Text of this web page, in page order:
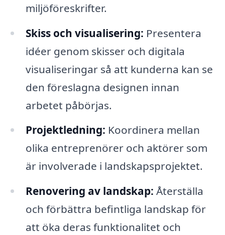
miljöföreskrifter.
Skiss och visualisering: Presentera
idéer genom skisser och digitala
visualiseringar så att kunderna kan se
den föreslagna designen innan
arbetet påbörjas.
Projektledning: Koordinera mellan
olika entreprenörer och aktörer som
är involverade i landskapsprojektet.
Renovering av landskap: Återställa
och förbättra befintliga landskap för
att öka deras funktionalitet och